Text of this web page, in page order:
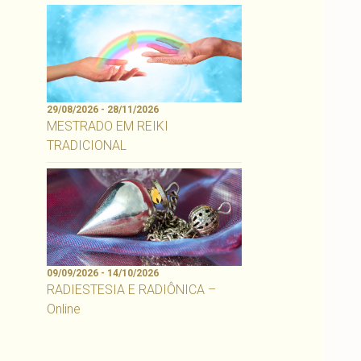
29/08/2026 - 28/11/2026
MESTRADO EM REIKI
TRADICIONAL
09/09/2026 - 14/10/2026
RADIESTESIA E RADIÔNICA –
Online